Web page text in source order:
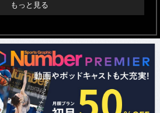
もっと見る